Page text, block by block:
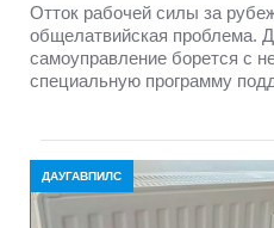
Отток рабочей силы за
общелатвийская проблема.
самоуправление борется с
специальную программу
ДАУГАВПИЛС